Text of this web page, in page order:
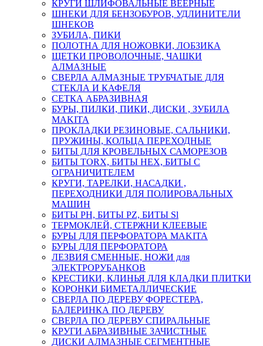
КРУГИ ШЛИФОВАЛЬНЫЕ ВЕЕРНЫЕ
ШНЕКИ ДЛЯ БЕНЗОБУРОВ, УДЛИНИТЕЛИ
ШНЕКОВ
ЗУБИЛА, ПИКИ
ПОЛОТНА ДЛЯ НОЖОВКИ, ЛОБЗИКА
ЩЕТКИ ПРОВОЛОЧНЫЕ, ЧАШКИ
АЛМАЗНЫЕ
СВЕРЛА АЛМАЗНЫЕ ТРУБЧАТЫЕ ДЛЯ
СТЕКЛА И КАФЕЛЯ
СЕТКА АБРАЗИВНАЯ
БУРЫ, ПИЛКИ, ПИКИ, ДИСКИ , ЗУБИЛА
MAKITA
ПРОКЛАДКИ РЕЗИНОВЫЕ, САЛЬНИКИ,
ПРУЖИНЫ, КОЛЬЦА ПЕРЕХОДНЫЕ
БИТЫ ДЛЯ КРОВЕЛЬНЫХ САМОРЕЗОВ
БИТЫ TORX, БИТЫ НЕХ, БИТЫ С
ОГРАНИЧИТЕЛЕМ
КРУГИ, ТАРЕЛКИ, НАСАДКИ ,
ПЕРЕХОДНИКИ ДЛЯ ПОЛИРОВАЛЬНЫХ
МАШИН
БИТЫ PH, БИТЫ PZ, БИТЫ Sl
ТЕРМОКЛЕЙ, СТЕРЖНИ КЛЕЕВЫЕ
БУРЫ ДЛЯ ПЕРФОРАТОРА MAKITA
БУРЫ ДЛЯ ПЕРФОРАТОРА
ЛЕЗВИЯ СМЕННЫЕ, НОЖИ для
ЭЛЕКТРОРУБАНКОВ
КРЕСТИКИ, КЛИНЬЯ ДЛЯ КЛАДКИ ПЛИТКИ
КОРОНКИ БИМЕТАЛЛИЧЕСКИЕ
СВЕРЛА ПО ДЕРЕВУ ФОРЕСТЕРА,
БАЛЕРИНКА ПО ДЕРЕВУ
СВЕРЛА ПО ДЕРЕВУ СПИРАЛЬНЫЕ
КРУГИ АБРАЗИВНЫЕ ЗАЧИСТНЫЕ
ДИСКИ АЛМАЗНЫЕ СЕГМЕНТНЫЕ